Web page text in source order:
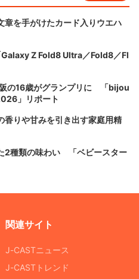
章を手がけたカード入りウエハ
Z Fold8 Ultra／Fold8／Fl
の16歳がグランプリに 「bijou
」リポート
りや甘みを引き出す家庭用精
2種類の味わい 「ベビースター
関連サイト
J-CASTニュース
J-CASTトレンド